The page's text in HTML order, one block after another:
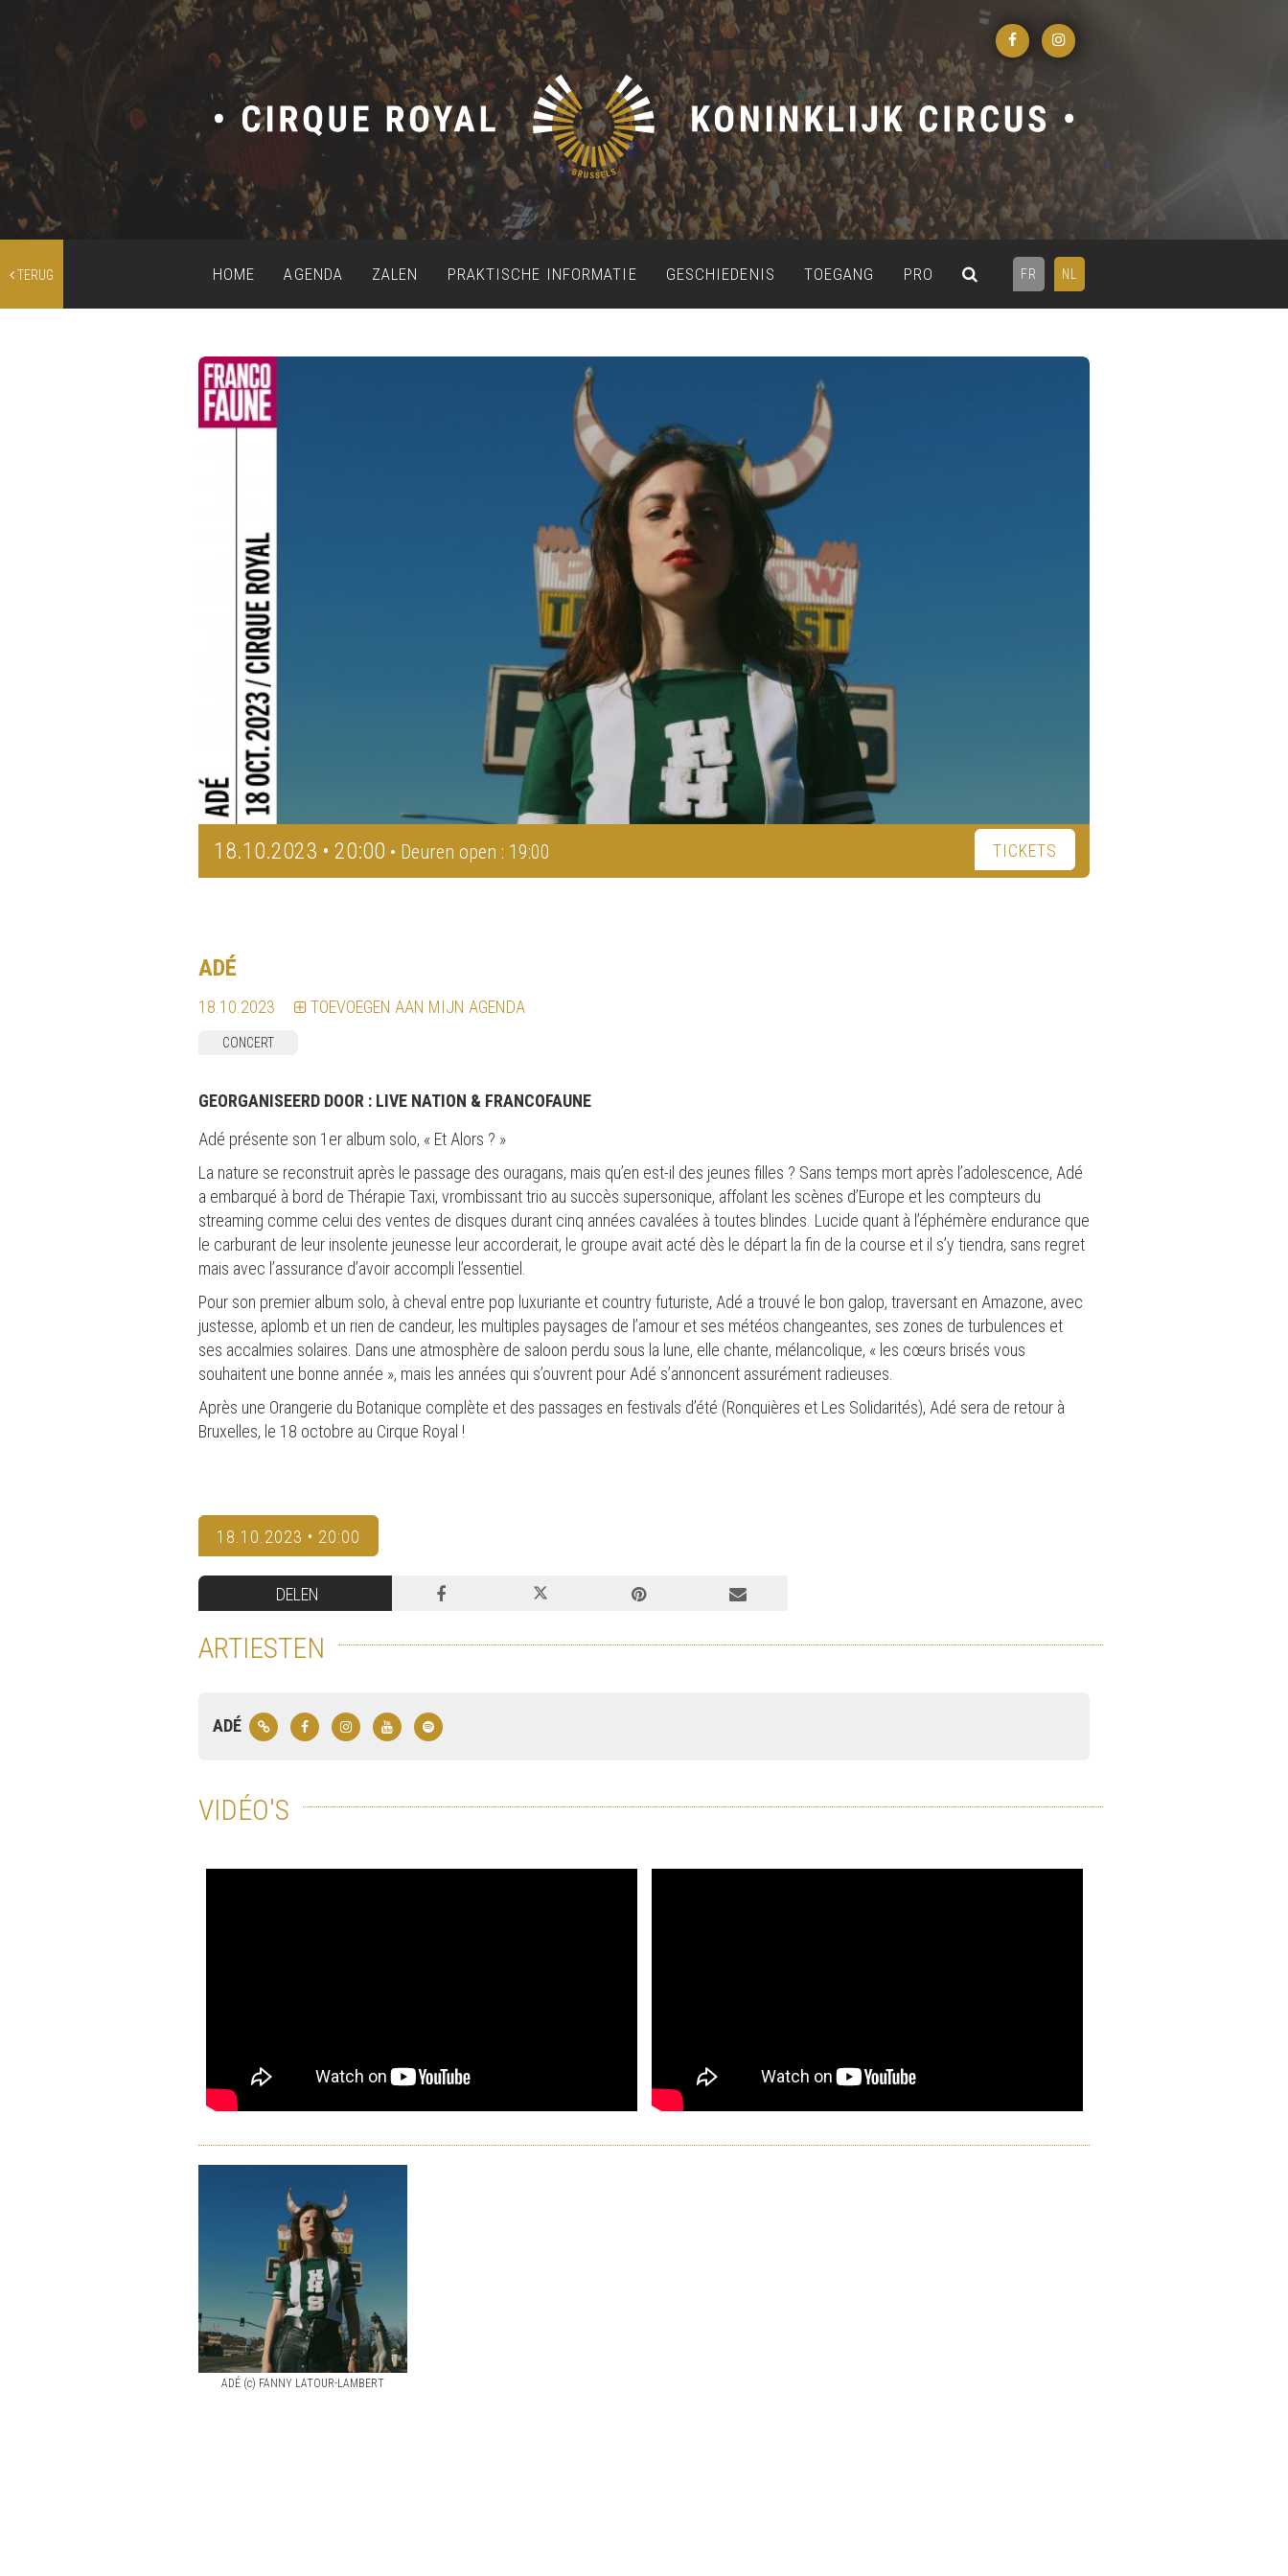
TERUG FR NL
HOME AGENDA ZALEN PRAKTISCHE INFORMATIE GESCHIEDENIS TOEGANG PRO
18.10.2023 • 20:00 • Deuren open : 19:00 TICKETS
ADÉ
18.10.2023 TOEVOEGEN AAN MIJN AGENDA
CONCERT
GEORGANISEERD DOOR : LIVE NATION & FRANCOFAUNE
Adé présente son 1er album solo, « Et Alors ? »
La nature se reconstruit après le passage des ouragans, mais qu’en est-il des jeunes filles ? Sans temps mort après l’adolescence, Adé
a embarqué à bord de Thérapie Taxi, vrombissant trio au succès supersonique, affolant les scènes d’Europe et les compteurs du
streaming comme celui des ventes de disques durant cinq années cavalées à toutes blindes. Lucide quant à l’éphémère endurance que
le carburant de leur insolente jeunesse leur accorderait, le groupe avait acté dès le départ la fin de la course et il s’y tiendra, sans regret
mais avec l’assurance d’avoir accompli l’essentiel.
Pour son premier album solo, à cheval entre pop luxuriante et country futuriste, Adé a trouvé le bon galop, traversant en Amazone, avec
justesse, aplomb et un rien de candeur, les multiples paysages de l’amour et ses météos changeantes, ses zones de turbulences et
ses accalmies solaires. Dans une atmosphère de saloon perdu sous la lune, elle chante, mélancolique, « les cœurs brisés vous
souhaitent une bonne année », mais les années qui s’ouvrent pour Adé s’annoncent assurément radieuses.
Après une Orangerie du Botanique complète et des passages en festivals d’été (Ronquières et Les Solidarités), Adé sera de retour à
Bruxelles, le 18 octobre au Cirque Royal !
18.10.2023 • 20:00
DELEN
ARTIESTEN
ADÉ
VIDÉO'S
ADÉ (c) FANNY LATOUR-LAMBERT